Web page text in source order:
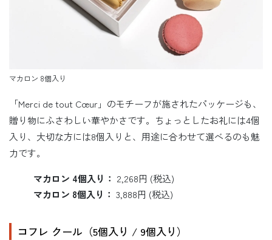
マカロン 8個入り
「Merci de tout Cœur」のモチーフが施されたパッケージも、
贈り物にふさわしい華やかさです。ちょっとしたお礼には4個
入り、大切な方には8個入りと、用途に合わせて選べるのも魅
力です。
マカロン 4個入り： 2,268円 (税込)
マカロン 8個入り： 3,888円 (税込)
コフレ クール（5個入り / 9個入り）